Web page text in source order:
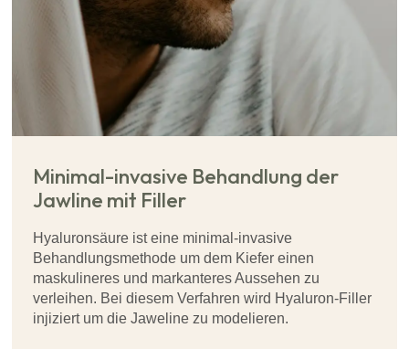
Minimal-invasive Behandlung der
Jawline mit Filler
Hyaluronsäure ist eine minimal-invasive
Behandlungsmethode um dem Kiefer einen
maskulineres und markanteres Aussehen zu
verleihen. Bei diesem Verfahren wird Hyaluron-Filler
injiziert um die Jaweline zu modelieren.